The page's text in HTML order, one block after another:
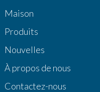
Maison
Produits
Nouvelles
À propos de nous
Contactez-nous